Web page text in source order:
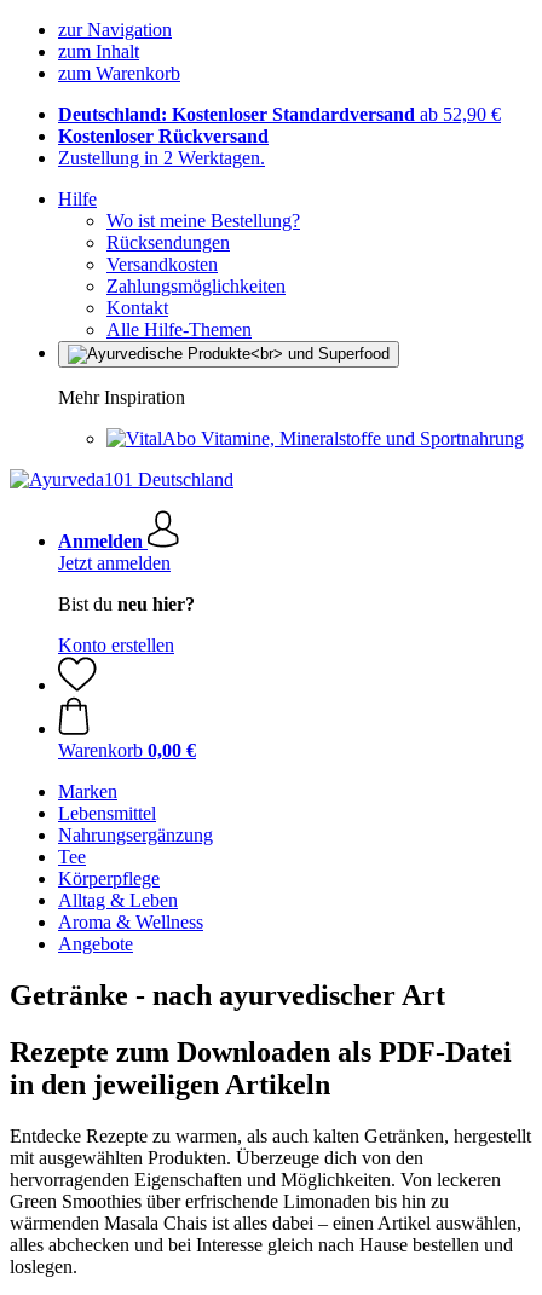
zur Navigation
zum Inhalt
zum Warenkorb
Deutschland: Kostenloser Standardversand ab 52,90 €
Kostenloser Rückversand
Zustellung in 2 Werktagen.
Hilfe
Wo ist meine Bestellung?
Rücksendungen
Versandkosten
Zahlungsmöglichkeiten
Kontakt
Alle Hilfe-Themen
Mehr Inspiration
Vitamine, Mineralstoffe und Sportnahrung
Anmelden
Jetzt anmelden
Bist du neu hier?
Konto erstellen
Warenkorb 0,00 €
Marken
Lebensmittel
Nahrungsergänzung
Tee
Körperpflege
Alltag & Leben
Aroma & Wellness
Angebote
Getränke - nach ayurvedischer Art
Rezepte zum Downloaden als PDF-Datei
in den jeweiligen Artikeln
Entdecke Rezepte zu warmen, als auch kalten Getränken, hergestellt
mit ausgewählten Produkten. Überzeuge dich von den
hervorragenden Eigenschaften und Möglichkeiten. Von leckeren
Green Smoothies über erfrischende Limonaden bis hin zu
wärmenden Masala Chais ist alles dabei – einen Artikel auswählen,
alles abchecken und bei Interesse gleich nach Hause bestellen und
loslegen.